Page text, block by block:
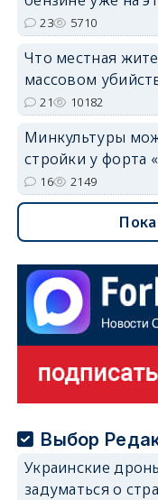
23 5710
Что местная
массовом
21 10182
Минкультуры
стройки у форта
16 2149
Выбор
Украинские
задуматься о